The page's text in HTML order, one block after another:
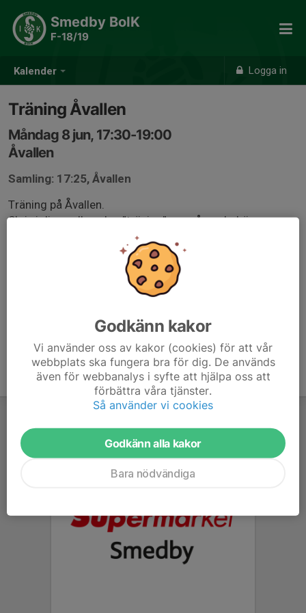
Kalender Logga in
Smedby BoIK
F-18/19
Träning Åvallen
Måndag 8 jun, 17:30-19:00
Åvallen
Samling: 17:25, Åvallen
Träning på Åvallen.
Skriv i discordkanalen ”träning” om någon behöver
skjuts till träningen så hjälps vi åt att lösa så att alla
som vill träna kommer till och från träningen.
Godkänn kakor
Vi använder oss av kakor (cookies) för att vår
webbplats ska fungera bra för dig. De används
även för webbanalys i syfte att hjälpa oss att
förbättra våra tjänster.
Så använder vi cookies
Godkänn alla kakor
Bara nödvändiga